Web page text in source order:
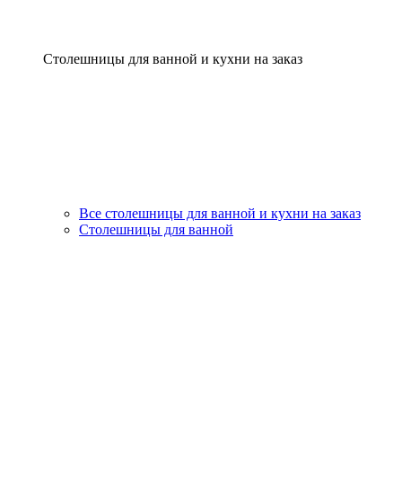
Столешницы для ванной и кухни на заказ
Все столешницы для ванной и кухни на заказ
Столешницы для ванной